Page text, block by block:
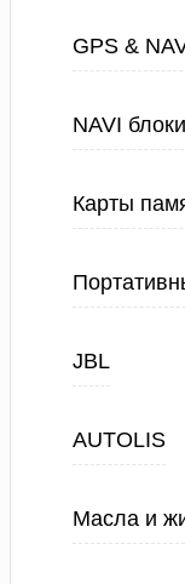
GPS &
NAVI
Карты
JBL
AUTOLIS
Масла и